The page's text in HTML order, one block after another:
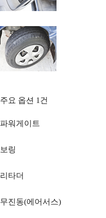
주요 옵션 1 건
파워게이트
보링
리타더
무진동(에어서스)